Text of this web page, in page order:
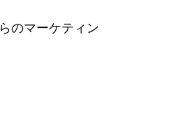
のマーケティン